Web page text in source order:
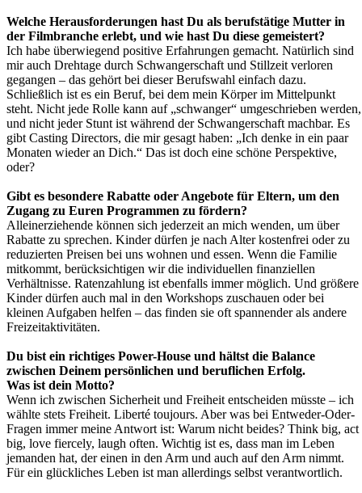
Welche Herausforderungen hast Du als berufstätige Mutter in
der Filmbranche erlebt, und wie hast Du diese gemeistert?
Ich habe überwiegend positive Erfahrungen gemacht. Natürlich sind
mir auch Drehtage durch Schwangerschaft und Stillzeit verloren
gegangen – das gehört bei dieser Berufswahl einfach dazu.
Schließlich ist es ein Beruf, bei dem mein Körper im Mittelpunkt
steht. Nicht jede Rolle kann auf „schwanger“ umgeschrieben werden,
und nicht jeder Stunt ist während der Schwangerschaft machbar. Es
gibt Casting Directors, die mir gesagt haben: „Ich denke in ein paar
Monaten wieder an Dich.“ Das ist doch eine schöne Perspektive,
oder?
Gibt es besondere Rabatte oder Angebote für Eltern, um den
Zugang zu Euren Programmen zu fördern?
Alleinerziehende können sich jederzeit an mich wenden, um über
Rabatte zu sprechen. Kinder dürfen je nach Alter kostenfrei oder zu
reduzierten Preisen bei uns wohnen und essen. Wenn die Familie
mitkommt, berücksichtigen wir die individuellen finanziellen
Verhältnisse. Ratenzahlung ist ebenfalls immer möglich. Und größere
Kinder dürfen auch mal in den Workshops zuschauen oder bei
kleinen Aufgaben helfen – das finden sie oft spannender als andere
Freizeitaktivitäten.
Du bist ein richtiges Power-House und hältst die Balance
zwischen Deinem persönlichen und beruflichen Erfolg.
Was ist dein Motto?
Wenn ich zwischen Sicherheit und Freiheit entscheiden müsste – ich
wählte stets Freiheit. Liberté toujours. Aber was bei Entweder-Oder-
Fragen immer meine Antwort ist: Warum nicht beides? Think big, act
big, love fiercely, laugh often. Wichtig ist es, dass man im Leben
jemanden hat, der einen in den Arm und auch auf den Arm nimmt.
Für ein glückliches Leben ist man allerdings selbst verantwortlich.